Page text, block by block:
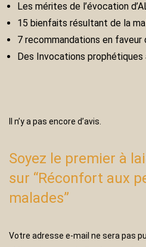
Les mérites de l’évocation
15 bienfaits résultant de la
7 recommandations en faveur
Des Invocations prophétiques
Il n’y a pas encore d’avis.
Soyez le premier à
sur “Réconfort aux
malades”
Votre adresse e-mail ne sera pas